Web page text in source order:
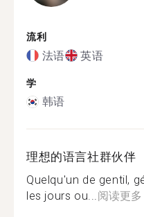
流利
法语 英语
学
韩语
理想的语言社群伙伴
Quelqu'un de gentil,
les jours ou...阅读更多